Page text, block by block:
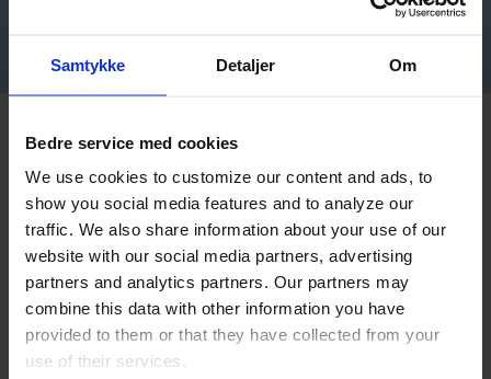
Samtykke Detaljer Om
Bedre service med cookies
We use cookies to customize our content and ads, to
show you social media features and to analyze our
traffic. We also share information about your use of our
website with our social media partners, advertising
partners and analytics partners. Our partners may
combine this data with other information you have
provided to them or that they have collected from your
use of their services.
Hæv pengene på din konto samme
dag
Når låneaftalen er underskrevet, får du overført
pengene og kan hæve dem på din konto samme dag.
Du har sparet tid ved ikke selv at skulle researche
online, og du har fået det billigste tilbud med den
billigste rente, de laveste omkostninger og ingen
skjulte gebyrer.